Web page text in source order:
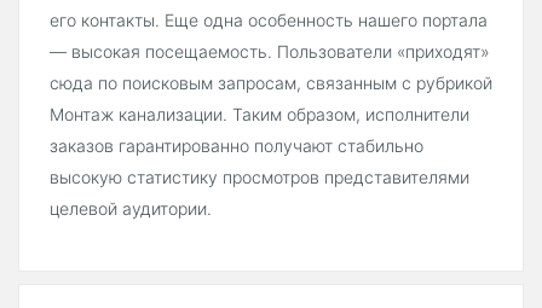
его контакты. Еще одна особенность нашего портала
— высокая посещаемость. Пользователи «приходят»
сюда по поисковым запросам, связанным с рубрикой
Монтаж канализации. Таким образом, исполнители
заказов гарантированно получают стабильно
высокую статистику просмотров представителями
целевой аудитории.